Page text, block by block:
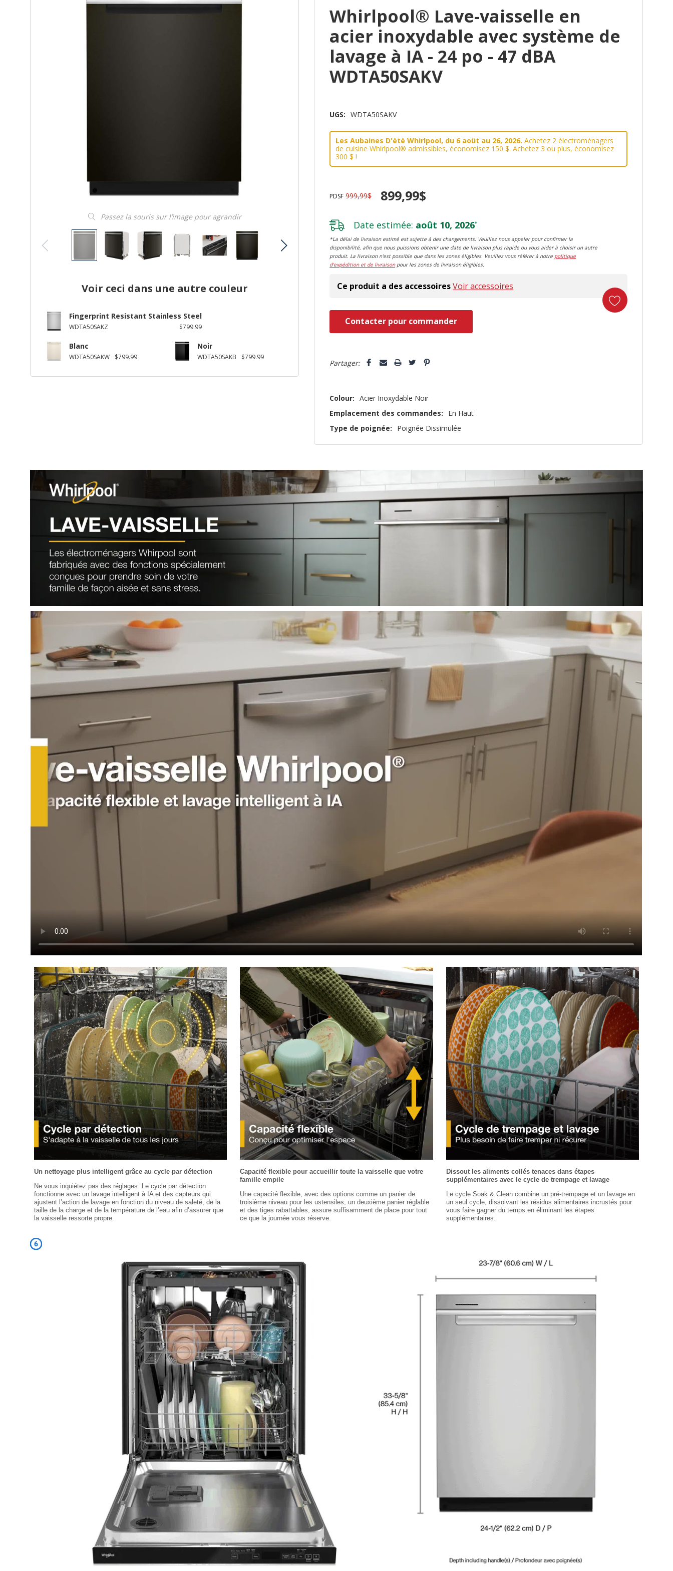
Passez la souris sur l’image pour agrandir
Voir ceci dans une autre couleur
Fingerprint Resistant Stainless Steel
WDTA50SAKZ $799.99
Blanc
WDTA50SAKW $799.99
Noir
WDTA50SAKB $799.99
Whirlpool® Lave-vaisselle en
acier inoxydable avec système de
lavage à IA - 24 po - 47 dBA
WDTA50SAKV
UGS: WDTA50SAKV
Les Aubaines D'été Whirlpool, du 6 aoüt au 26, 2026. Achetez 2 électroménagers
de cuisine Whirlpool® admissibles, économisez 150 $. Achetez 3 ou plus, économisez
300 $ !
PDSF 999,99$ 899,99$
Date estimée: août 10, 2026*
*La délai de livraison estimé est sujette à des changements. Veuillez nous appeler pour confirmer la
disponibilité, afin que nous puissions obtenir une date de livraison plus rapide ou vous aider à choisir un autre
produit. La livraison n'est possible que dans les zones éligibles. Veuillez vous référer à notre politique
d'expédition et de livraisonpour les zones de livraison éligibles.
Ce produit a des accessoiresVoir accessoires
que
Contacter pour commander
94 undefined
Colour:
Acier Inoxydable Noir
Emplacement des commandes:
En Haut
Type de poignée: Poignée Dissimulée